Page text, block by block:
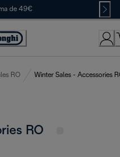
de 49€
RO Winter Sales - Accessories
RO